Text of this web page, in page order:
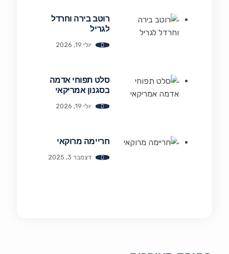
רוטב בירה וחרדל
לגריל
יולי 19, 2026
סלט תפוחי אדמה
בסגנון אמריקאי
יולי 19, 2026
חריימה מרוקאי
דצמבר 3, 2025